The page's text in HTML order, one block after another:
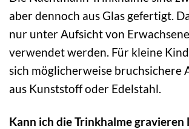
aber dennoch aus Glas gefertigt.
nur unter Aufsicht von
verwendet werden. Für kleine
sich möglicherweise bruchsichere
aus Kunststoff oder Edelstahl.
Kann ich die Trinkhalme gravieren